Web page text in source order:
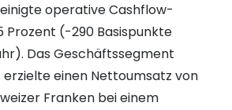
operative Cashflow-
Prozent (-290 Basispunkte
Das Geschäftssegment
erzielte einen Nettoumsatz von
Franken bei einem